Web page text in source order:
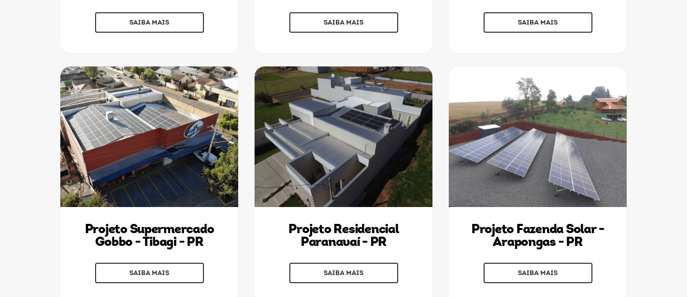
SAIBA MAIS SAIBA MAIS SAIBA MAIS
Projeto Supermercado
Gobbo - Tibagi - PR
SAIBA MAIS
Projeto Residencial
Paranavaí - PR
SAIBA MAIS
Projeto Fazenda Solar -
Arapongas - PR
SAIBA MAIS